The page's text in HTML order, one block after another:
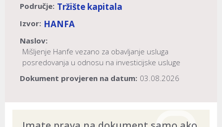
Područje: Tržište kapitala
Izvor: HANFA
Naslov:
Mišljenje Hanfe vezano za obavljanje usluga
posredovanja u odnosu na investicijske usluge
Dokument provjeren na datum: 03.08.2026